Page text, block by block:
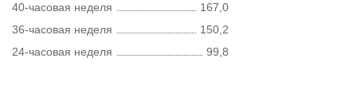
40-часовая неделя
167,0
36-часовая неделя
150,2
24-часовая неделя
99,8